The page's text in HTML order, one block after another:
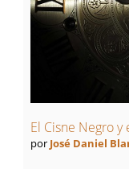
El Cisne Negro
por José Daniel